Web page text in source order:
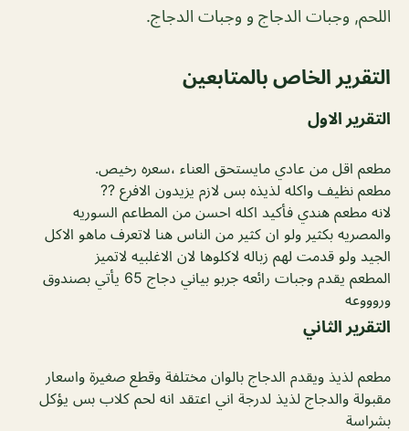
اللحم, وجبات الدجاج و وجبات الدجاج.
التقرير الخاص بالمتابعين
التقرير الاول
مطعم اقل من عادي مايستحق العناء ،سعره رخيص.
مطعم نظيف واكله لذيذه بس لازم يزيدون الافرع ??
لانه مطعم هندي فأكيد اكله احسن من المطاعم السوريه
والمصريه بكثير ولو ان كثير من الناس هنا لاتعرف ماهو الاكل
الجيد ولو قدمت لهم زباله لاكلوها لان الاغلبيه لاتميز
المطعم يقدم وجبات رائعه جربو بياني دجاج 65 يأتي بصندوق
وروووعه
التقرير الثاني
مطعم لذيذ ويقدم الدجاج بالوان مختلفة وقطع صغيرة واسعار
مقبولة والدجاج لذيذ لدرجة اني اعتقد انه لحم كلاب بس يؤكل
بشراسة